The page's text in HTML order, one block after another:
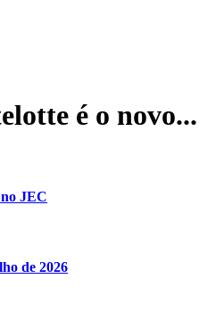
é o novo...
JEC
de 2026